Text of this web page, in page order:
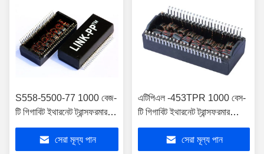
S558-5500-77 1000 বেজ-
টি গিগাবিট ইথারনেট ট্রান্সফরমার
POE + LP6080ANLE এর
সেরা মূল্য পান
এটিপিএল -453TPR 1000 বেস-
টি গিগাবিট ইথারনেট ট্রান্সফরমার
POE + LP6080ANLE এর
সেরা মূল্য পান